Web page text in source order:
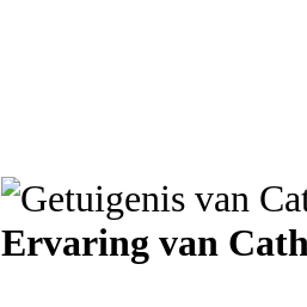
Ervaring van